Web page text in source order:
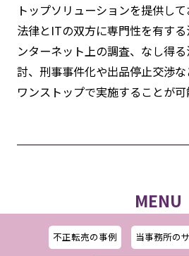
トップソリューションを提供して
法律とITの双方に専門性を有す
ンターネット上の調査、なし得
討、刑事事件化や出品停止交渉
ワンストップで実施することが可
MENU
不正転売の事例 当事務所の